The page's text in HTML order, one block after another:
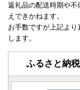
▶ 返礼品はこちら
【ご寄附いただく
● 諫早市内に住民
す。
● 寄附のキャンセ
● 寄附金受領証明
返礼品の配送時期や
えできかねます。
お手数ですが上記よ
します。
ふるさと納